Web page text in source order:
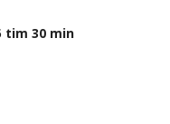
tim 30 min